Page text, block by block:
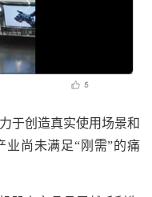
创造真实使用场景和
业尚未满足“刚需”的痛